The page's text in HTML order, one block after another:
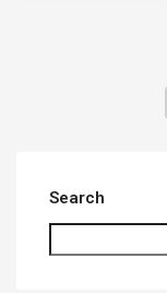
Search